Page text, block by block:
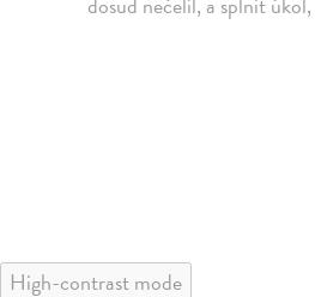
High-contrast mode